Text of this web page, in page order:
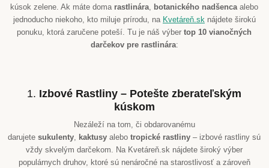
kúsok zelene. Ak máte doma rastlinára, botanického nadšencaalebo
jednoducho niekoho, kto miluje prírodu, na Kvetáreň.sknájdete širokú
ponuku, ktorá zaručene poteší. Tu je náš výbertop 10 vianočných
darčekov pre rastlinára:
1. Izbové Rastliny – Potešte zberateľským
kúskom
Nezáleží na tom, či obdarovanému
darujetesukulenty, kaktusy alebotropické rastliny – izbové rastliny sú
vždy skvelým darčekom. Na Kvetáreň.sk nájdete široký výber
populárnych druhov, ktoré sú nenáročné na starostlivosť a zároveň